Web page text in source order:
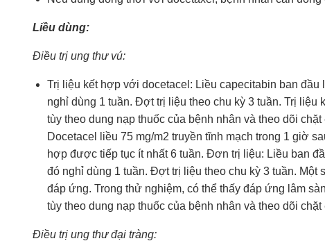
Liều dùng:
Điều trị ung thư vú:
Trị liệu kết hợp với docetacel: Liều capecitabin ban đầu
nghỉ dùng 1 tuần. Đợt trị liệu theo chu kỳ 3 tuần. Trị
tùy theo dung nạp thuốc của bệnh nhân và theo dõi
Docetacel liều 75 mg/m2 truyền tĩnh mạch trong 1 giờ
hợp được tiếp tục ít nhất 6 tuần. Đơn trị liệu: Liều ban
đó nghỉ dùng 1 tuần. Đợt trị liệu theo chu kỳ 3 tuần. Một
đáp ứng. Trong thử nghiệm, có thể thấy đáp ứng lâm
tùy theo dung nạp thuốc của bệnh nhân và theo dõi
Điều trị ung thư đại tràng: